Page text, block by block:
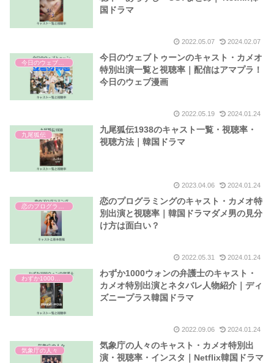
国ドラマ
2022.05.07 2024.02.07
今日のウェブトゥーンのキャスト・カメオ
特別出演一覧と視聴率｜配信はアマプラ！
今日のウェブ漫画
2022.05.19 2024.01.24
九尾狐伝
九尾狐伝1938のキャスト一覧・視聴率・
視聴方法｜韓国ドラマ
2023.04.06 2024.01.24
恋のプログラミング
恋のプログラミングのキャスト・カメオ特
別出演と視聴率｜韓国ドラマダメ男の見分
け方は面白い？
2022.05.31 2024.01.24
わずか1000ウォンの弁護士
わずか1000ウォンの弁護士のキャスト・
カメオ特別出演とネタバレ人物紹介｜ディ
ズニープラス韓国ドラマ
2022.09.06 2024.01.24
気象庁の人々
気象庁の人々のキャスト・カメオ特別出
演・視聴率・インスタ｜Netflix韓国ドラマ